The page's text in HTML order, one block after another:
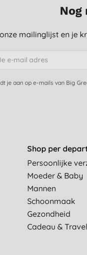
Nog
mailinglijst en je
je aan op e-mails van Big
Shop per
Persoonlijke
Moeder & Baby
Mannen
Schoonmaak
Gezondheid
Cadeau & Travel